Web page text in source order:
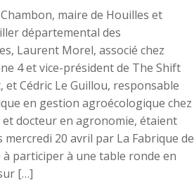
maire de Houilles et
départemental des
Laurent Morel, associé chez
4 et vice-président de The Shift
et Cédric Le Guillou, responsable
en gestion agroécologique chez
et docteur en agronomie, étaient
mercredi 20 avril par La Fabrique de
à participer à une table ronde en
[…]